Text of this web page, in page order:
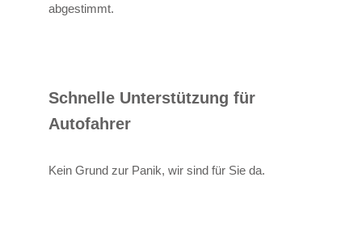
abgestimmt.
Schnelle Unterstützung für
Autofahrer
Kein Grund zur Panik, wir sind für Sie da.